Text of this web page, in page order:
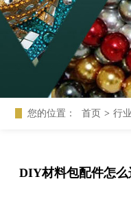
您的位置： 首页 > 行
DIY材料包配件怎